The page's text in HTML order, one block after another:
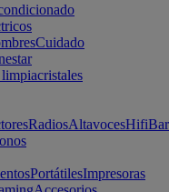
Cuidado
RadiosAltavocesHifi
PortátilesImpresoras